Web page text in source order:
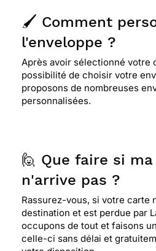
🖌️ Comment
l'enveloppe ?
Après avoir sélectionné votre
possibilité de choisir votre
proposons de nombreuses
personnalisées.
🙋 Que faire si
n'arrive pas ?
Rassurez-vous, si votre carte
destination et est perdue par
occupons de tout et faisons
celle-ci sans délai et